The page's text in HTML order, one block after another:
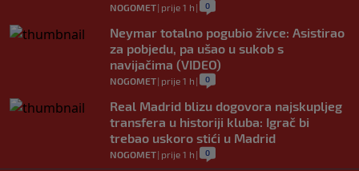
NOGOMET| prije 1 h | 0
Neymar totalno pogubio živce: Asistirao
za pobjedu, pa ušao u sukob s
navijačima (VIDEO)
NOGOMET| prije 1 h | 0
Real Madrid blizu dogovora najskupljeg
transfera u historiji kluba: Igrač bi
trebao uskoro stići u Madrid
NOGOMET| prije 1 h | 0